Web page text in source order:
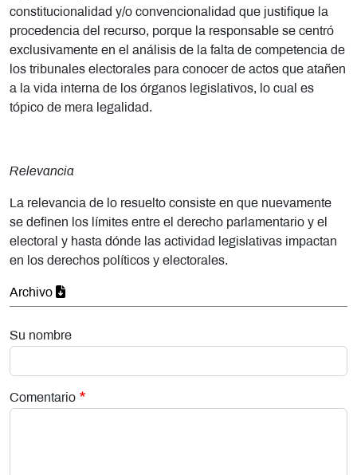
constitucionalidad y/o convencionalidad que justifique la
procedencia del recurso, porque la responsable se centró
exclusivamente en el análisis de la falta de competencia de
los tribunales electorales para conocer de actos que atañen
a la vida interna de los órganos legislativos, lo cual es
tópico de mera legalidad.
Relevancia
La relevancia de lo resuelto consiste en que nuevamente
se definen los límites entre el derecho parlamentario y el
electoral y hasta dónde las actividad legislativas impactan
en los derechos políticos y electorales.
Archivo
Su nombre
Comentario